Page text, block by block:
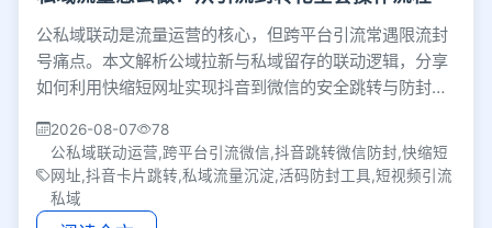
公私域联动是流量运营的核心，但跨平台引流常遇限流封
号痛点。本文解析公域拉新与私域留存的联动逻辑，分享
如何利用快缩短网址实现抖音到微信的安全跳转与防封活
2026-08-07
78
公私域联动运营,跨平台引流微信,抖音跳转微信防封,快缩短
网址,抖音卡片跳转,私域流量沉淀,活码防封工具,短视频引流
私域